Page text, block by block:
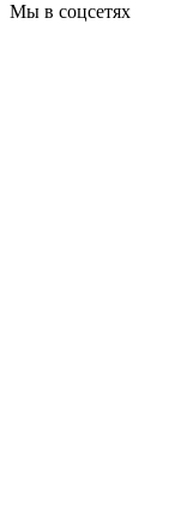
Мы в соцсетях